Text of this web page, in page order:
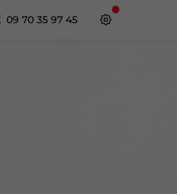
09 70 35 97 45